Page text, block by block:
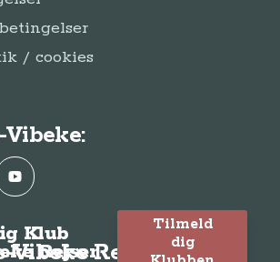
/ cookies
YouTube
Vibeke Rejser
Klub
Rejser
Tilmeld
dig